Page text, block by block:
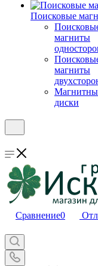
Поисковые
магниты
магниты
диски
Сравнение0